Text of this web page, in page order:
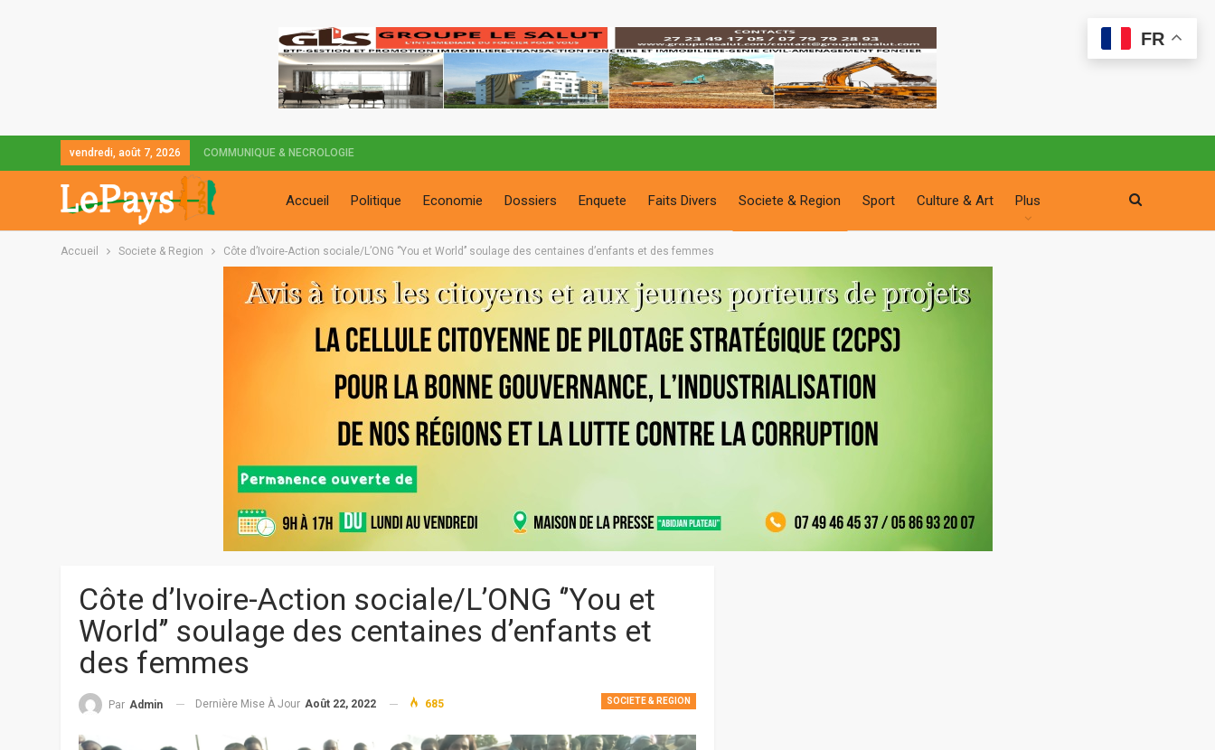
vendredi, août 7, 2026 COMMUNIQUE & NECROLOGIE
Accueil Politique Economie Dossiers Enquete Faits Divers Societe & Region Sport Culture & Art Plus
Accueil Societe & Region Côte d’Ivoire-Action sociale/L’ONG ‘’You et World’’ soulage des centaines d’enfants et des femmes
Côte d’Ivoire-Action sociale/L’ONG ‘’You et
World’’ soulage des centaines d’enfants et
des femmes
SOCIETE & REGION
Par Admin Dernière Mise À Jour Août 22, 2022 685
FR